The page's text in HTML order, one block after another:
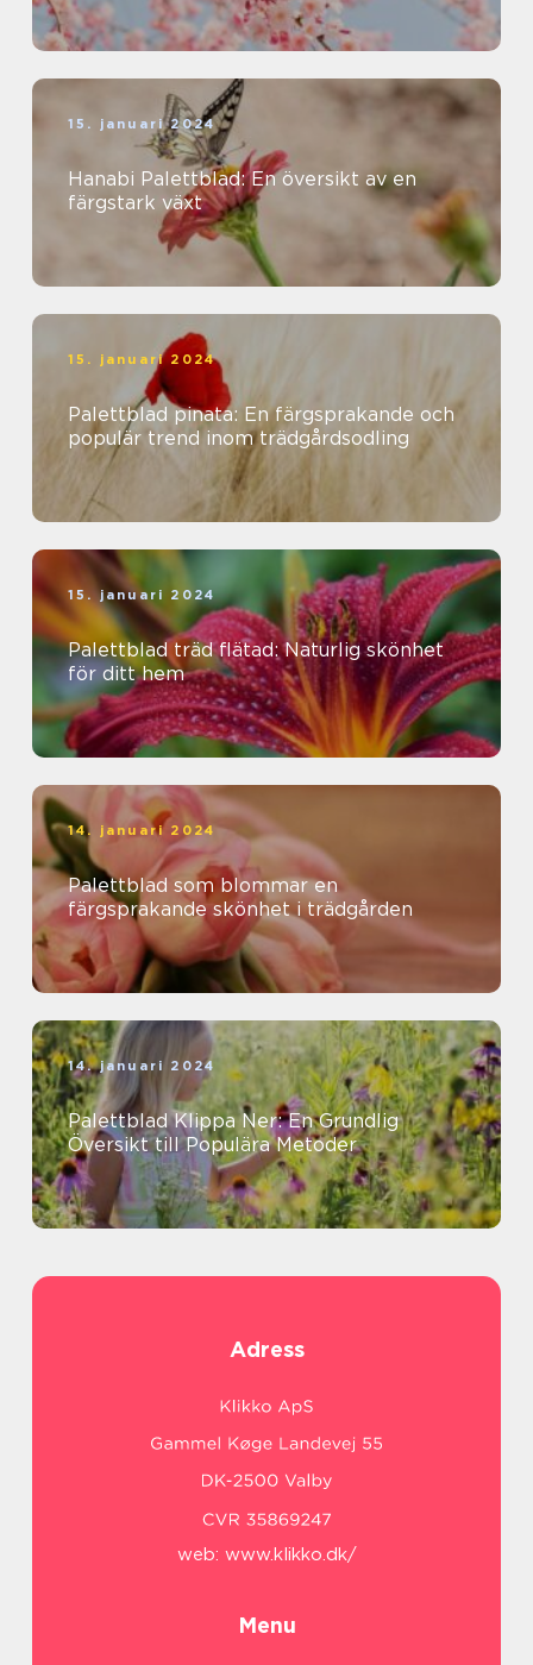
15. januari 2024
Hanabi Palettblad: En översikt av en
färgstark växt
15. januari 2024
Palettblad pinata: En färgsprakande och
populär trend inom trädgårdsodling
15. januari 2024
Palettblad träd flätad: Naturlig skönhet
för ditt hem
14. januari 2024
Palettblad som blommar en
färgsprakande skönhet i trädgården
14. januari 2024
Palettblad Klippa Ner: En Grundlig
Översikt till Populära Metoder
Adress
web: www.klikko.dk/
Menu